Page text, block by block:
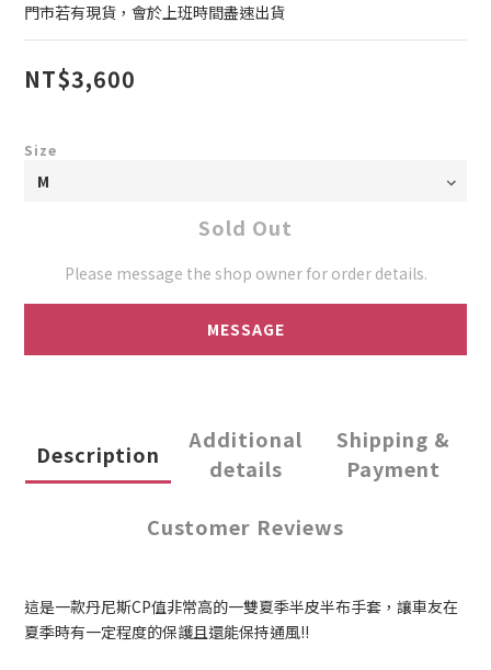
門市若有現貨，會於上班時間盡速出貨
NT$3,600
Size
Sold Out
Please message the shop owner for order details.
MESSAGE
Description
Additional
details
Shipping &
Payment
Customer Reviews
這是一款丹尼斯CP值非常高的一雙夏季半皮半布手套，讓車友在
夏季時有一定程度的保護且還能保持通風!!